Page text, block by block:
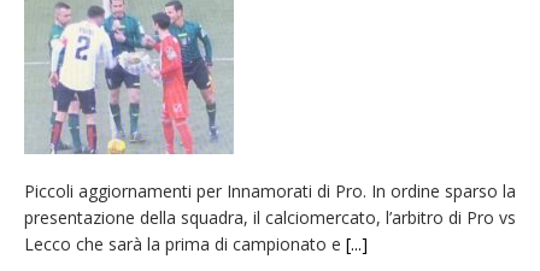
pellegrinaggio diocesano
Intervento dei vigili del fuoco per un
incendio di sterpaglie a Caresanablot
Asl Vc: arrivano i nuovi totem multifunzionali
per i pagamenti delle prestazioni
Dieci anni fa l’ingresso a Vercelli
dell’arcivescovo mons. Marco Arnolfo
Piccoli aggiornamenti per Innamorati di Pro. In ordine sparso la
presentazione della squadra, il calciomercato, l’arbitro di Pro vs
Lecco che sarà la prima di campionato e [...]